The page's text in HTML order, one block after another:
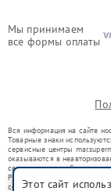
Мы принимаем
все формы оплаты
Вся информация на сайте
Товарные знаки
сервисные центры
оказываются в
связаны с
Ремонт осуществляется для
со статьей 1487 ГК РФ.
Этот сайт